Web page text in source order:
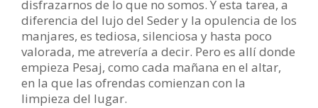
disfrazarnos de lo que no somos. Y esta tarea, a
diferencia del lujo del Seder y la opulencia de los
manjares, es tediosa, silenciosa y hasta poco
valorada, me atrevería a decir. Pero es allí donde
empieza Pesaj, como cada mañana en el altar,
en la que las ofrendas comienzan con la
limpieza del lugar.